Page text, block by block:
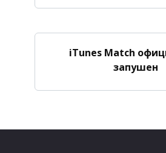
iTunes Match
запушен